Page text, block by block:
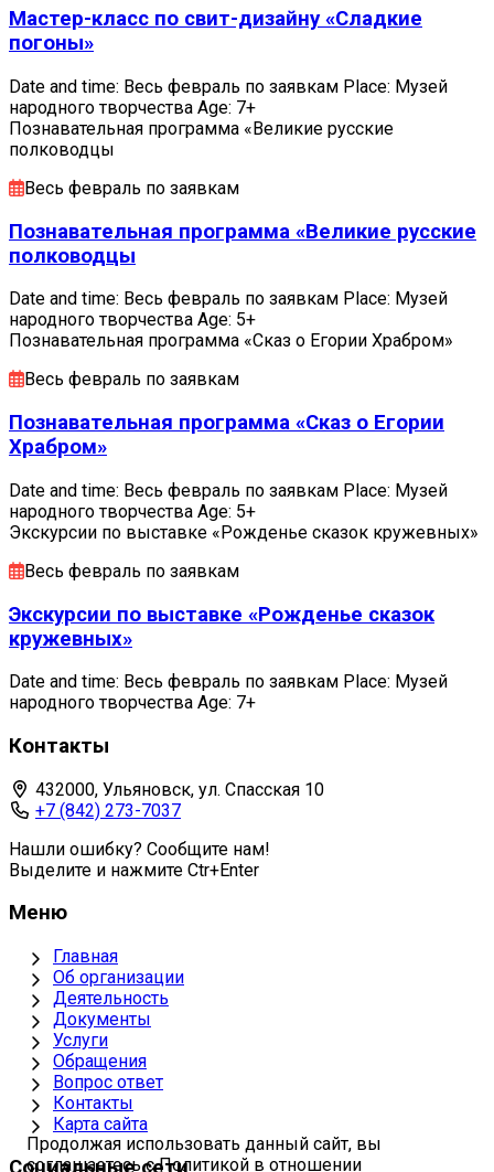
Мастер-класс по свит-дизайну «Сладкие
погоны»
Date and time: Весь февраль по заявкам Place: Музей
народного творчества Age: 7+
Познавательная программа «Великие русские
полководцы
Весь февраль по заявкам
Познавательная программа «Великие русские
полководцы
Date and time: Весь февраль по заявкам Place: Музей
народного творчества Age: 5+
Познавательная программа «Сказ о Егории Храбром»
Весь февраль по заявкам
Познавательная программа «Сказ о Егории
Храбром»
Date and time: Весь февраль по заявкам Place: Музей
народного творчества Age: 5+
Экскурсии по выставке «Рожденье сказок кружевных»
Весь февраль по заявкам
Экскурсии по выставке «Рожденье сказок
кружевных»
Date and time: Весь февраль по заявкам Place: Музей
народного творчества Age: 7+
Контакты
432000, Ульяновск, ул. Спасская 10
+7 (842) 273-7037
Нашли ошибку? Сообщите нам!
Выделите и нажмите Ctr+Enter
Меню
Главная
Об организации
Деятельность
Документы
Услуги
Обращения
Вопрос ответ
Контакты
Карта сайта
Продолжая использовать данный сайт, вы
соглашаетесь с Политикой в отношении